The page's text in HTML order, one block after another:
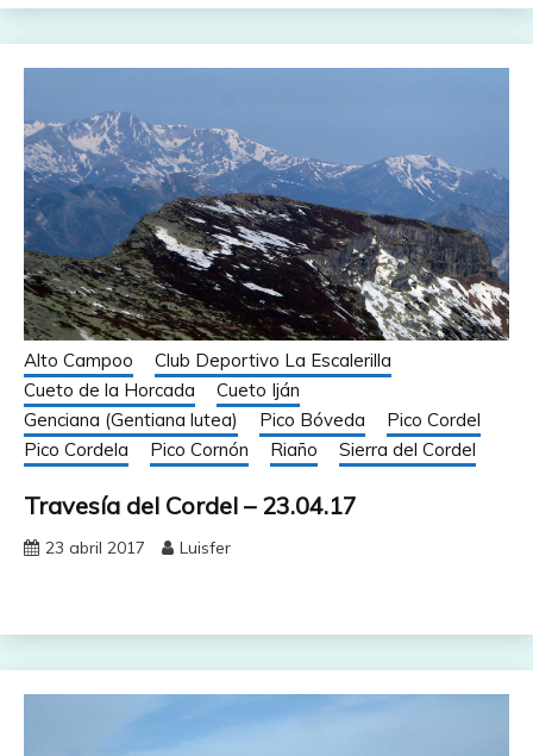
Alto Campoo
Club Deportivo La Escalerilla
Cueto de la Horcada
Cueto Iján
Genciana (Gentiana lutea)
Pico Bóveda
Pico Cordel
Pico Cordela
Pico Cornón Riaño Sierra del Cordel
Travesía del Cordel – 23.04.17
23 abril 2017 Luisfer